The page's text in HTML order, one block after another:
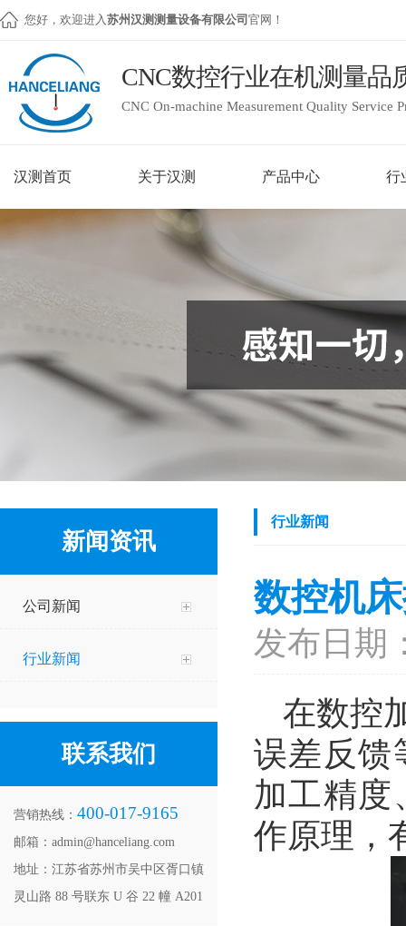
您好，欢迎进入苏州汉测测量设备有限公司 官网！
CNC数控行业在机测量品
CNC On-machine Measurement Quality Service
汉测首页 关于汉测 产品中心 行
新闻资讯
公司新闻
行业新闻
联系我们
营销热线： 400-017-9165
邮箱：admin@hanceliang.com
地址：江苏省苏州市吴中区胥口镇
灵山路 88 号联东 U 谷 22 幢 A201
行业新闻
数控机
发布日期
在数控
误差反馈
加工精度
作原理，